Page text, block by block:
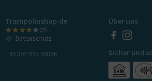
Trampolinshop.de
(27)
Datenschutz
+49 392 925 99866
Über uns
Sicher und